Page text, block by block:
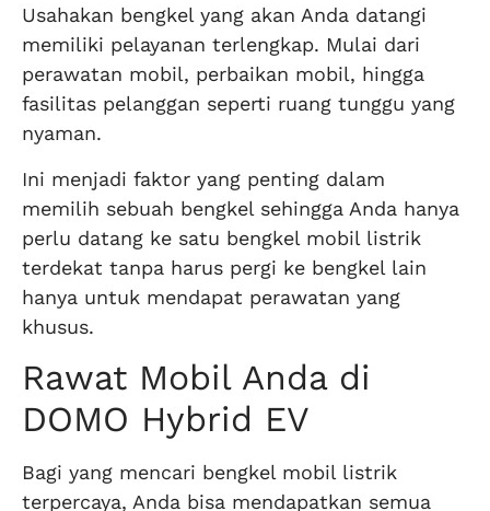
Usahakan bengkel yang akan Anda datangi
memiliki pelayanan terlengkap. Mulai dari
perawatan mobil, perbaikan mobil, hingga
fasilitas pelanggan seperti ruang tunggu yang
nyaman.
Ini menjadi faktor yang penting dalam
memilih sebuah bengkel sehingga Anda hanya
perlu datang ke satu bengkel mobil listrik
terdekat tanpa harus pergi ke bengkel lain
hanya untuk mendapat perawatan yang
khusus.
Rawat Mobil Anda di
DOMO Hybrid EV
Bagi yang mencari bengkel mobil listrik
terpercaya, Anda bisa mendapatkan semua